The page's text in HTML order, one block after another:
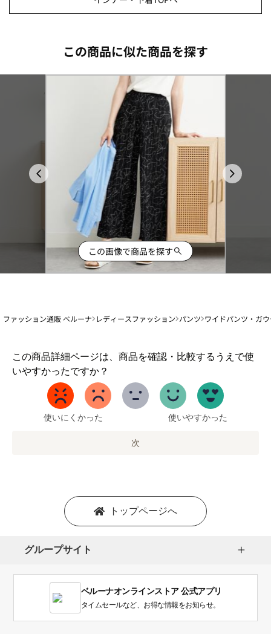
この商品に似た商品を探す
この画像で商品を探す
ファッション通販 ベルーナ レディースファッション パンツ ワイドパンツ・ガ
この商品詳細ページは、商品を確認・比較するうえで使
いやすかったですか？
1
か
い
使いにくかった 使いやすかった
次
トップページへ
グループサイト
ベルーナオンラインストア 公式アプリ
タイムセールなど、お得な情報をお知らせ。